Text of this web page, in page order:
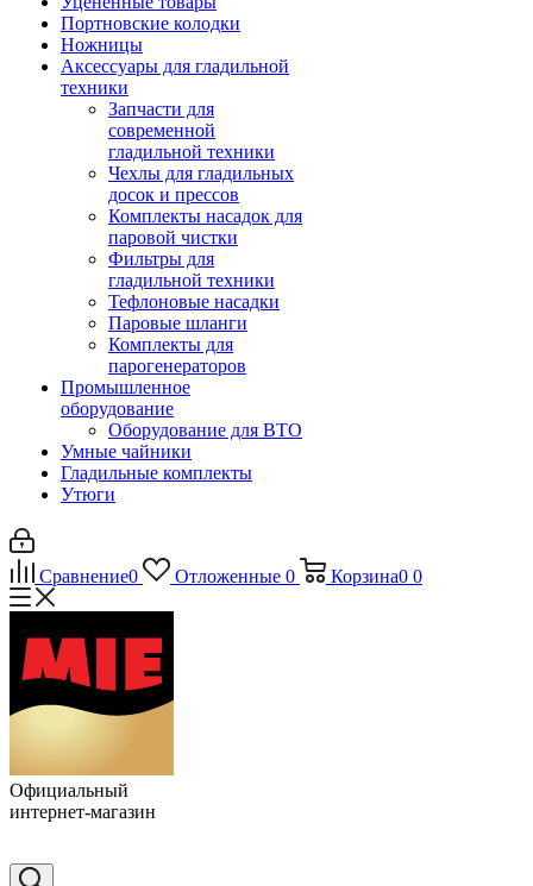
Портновские колодки
Ножницы
Аксессуары для гладильной
техники
Запчасти для
современной
гладильной техники
Чехлы для гладильных
досок и прессов
Комплекты насадок для
паровой чистки
Фильтры для
гладильной техники
Тефлоновые насадки
Паровые шланги
Комплекты для
парогенераторов
Промышленное
оборудование
Оборудование для ВТО
Умные чайники
Гладильные комплекты
Утюги
Сравнение0 Отложенные 0 Корзина0 0
Официальный
интернет-магазин